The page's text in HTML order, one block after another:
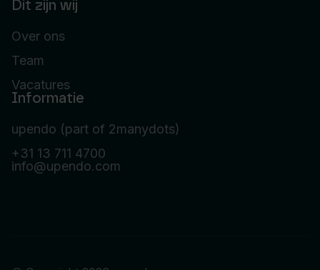
Dit zijn wij
Over ons
Team
Vacatures
Informatie
upendo (part of 2manydots)
+31 13 711 4700
info@upendo.com